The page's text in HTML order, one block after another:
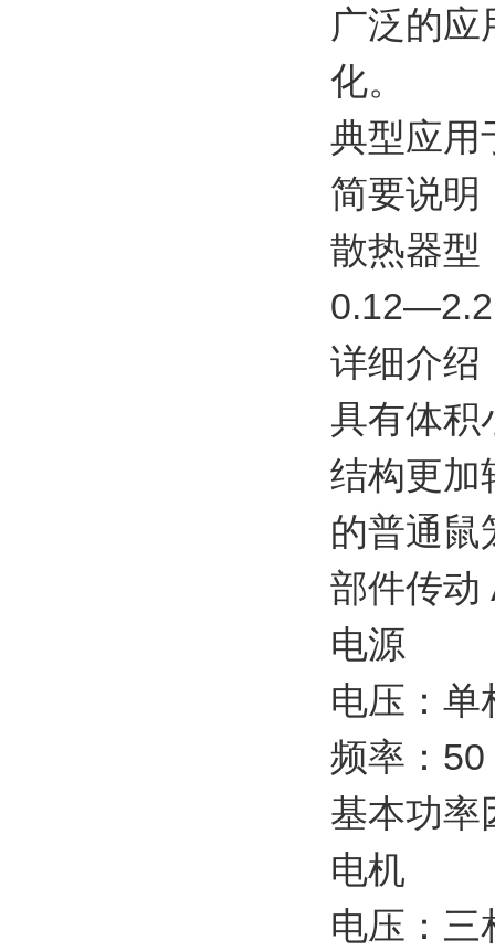
广泛的
化。
典型应用
简要说明
散热器型
详细介绍
具有体积
结构更加
的普通
部件传
电源
电压：单
频率：
基本功率
电机
电压：三